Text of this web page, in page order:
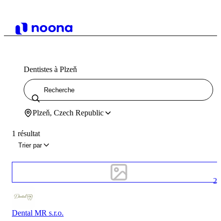
Dentistes à Plzeň
Plzeň, Czech Republic
1 résultat
Trier par
2
Dental MR s.r.o.